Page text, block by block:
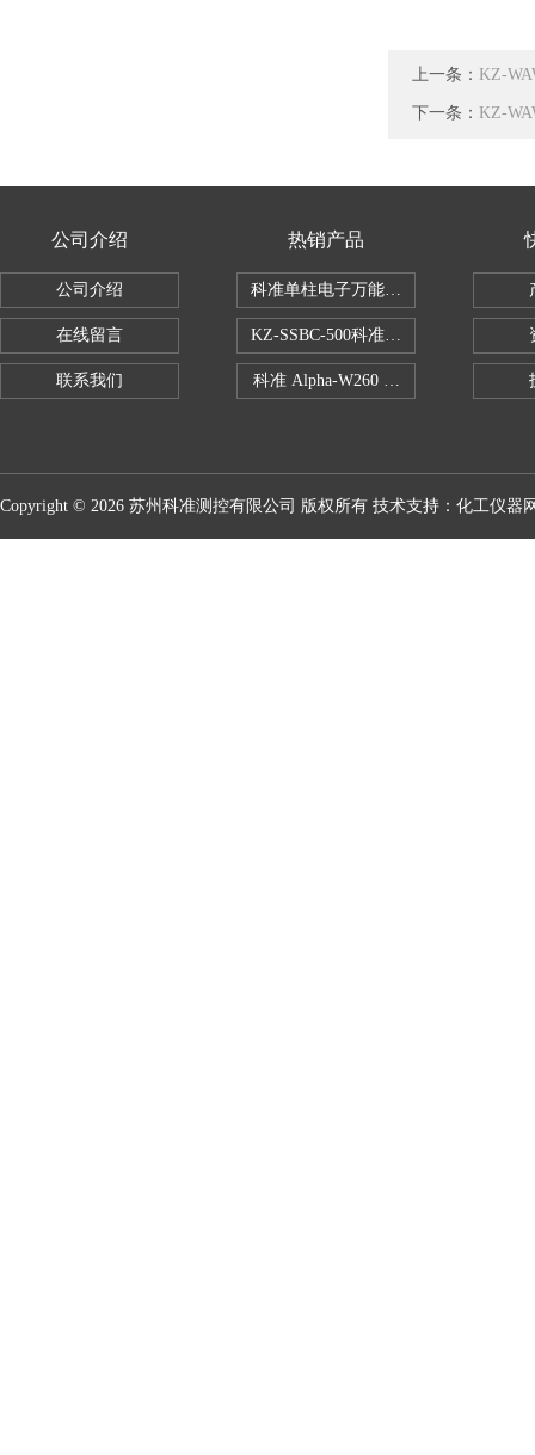
上一条： KZ-
下一条： KZ-
公司介绍
公司介绍
在线留言
联系我们
热销产品
科准单柱电子万能拉力机KZ-SSBC-500
KZ-SSBC-500科准单柱电子万能试验
科准 Alpha-W260 半导体全自动推拉
Copyright © 2026 苏州科准测控有限公司 版权所有 技术支持： 化工仪器